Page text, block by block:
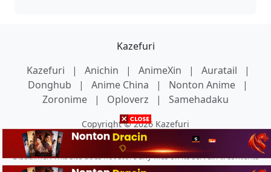
Kazefuri
Kazefuri
| Anichin | AnimeXin | Auratail
|
Donghub
| Anime China | Nonton Anime
|
Zoronime
| Oploverz | Samehadaku
Copyright © 2026 Kazefuri
Disclaimer: This site does not store any files on its server. All contents
are provided by non-affiliated third parties.